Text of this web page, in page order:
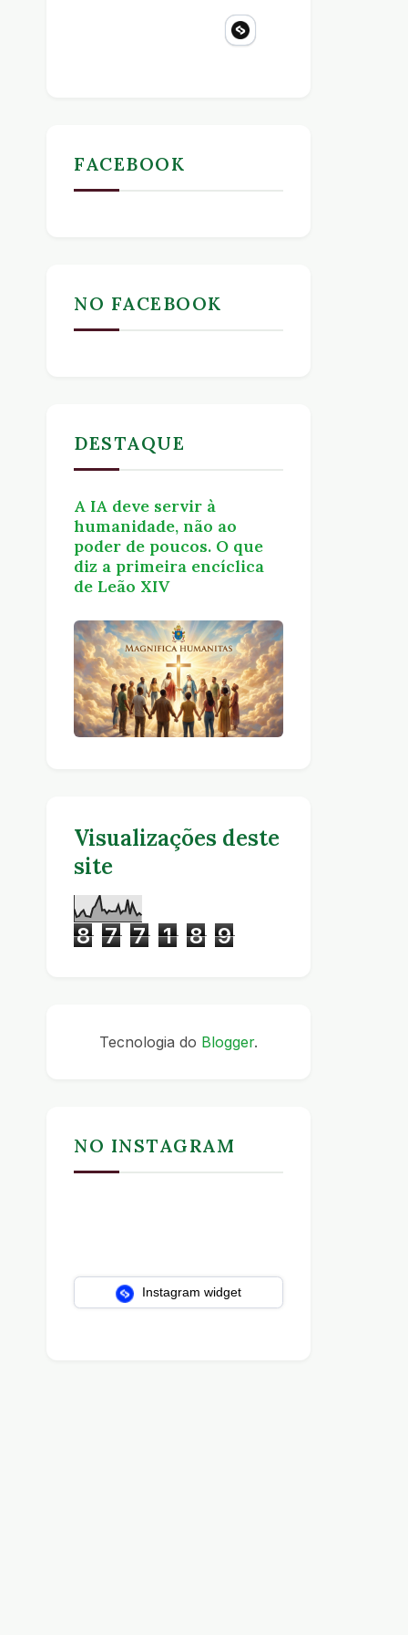
FACEBOOK
NO FACEBOOK
DESTAQUE
A IA deve servir à
humanidade, não ao
poder de poucos. O que
diz a primeira encíclica
de Leão XIV
Visualizações deste
site
8 7 7 1 8 9
Tecnologia do Blogger.
NO INSTAGRAM
Instagram widget